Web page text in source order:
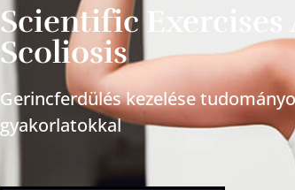
Scientific Exercises
Scoliosis
Gerincferdülés kezelése
gyakorlatokkal